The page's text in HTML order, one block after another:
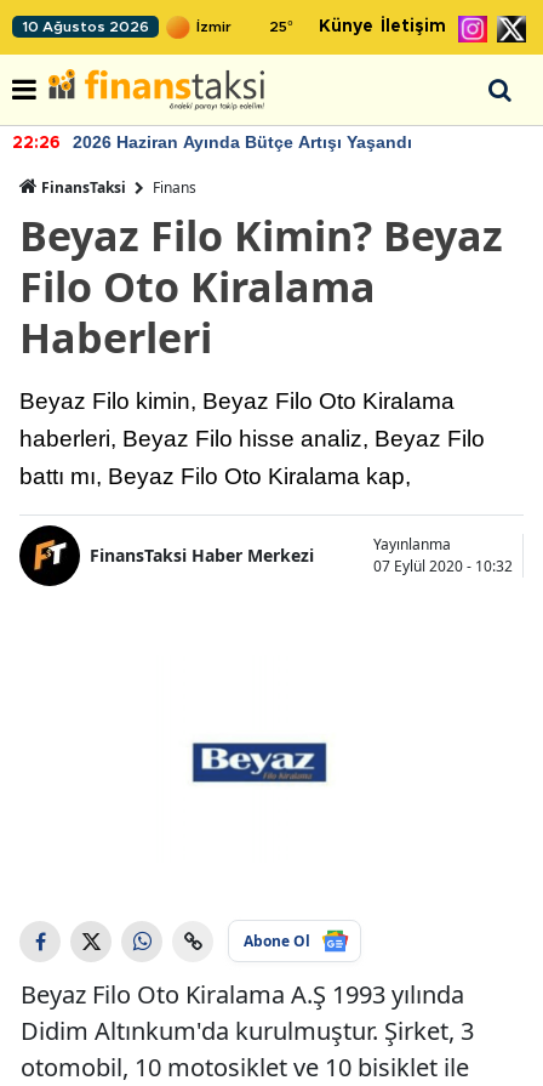
10 Ağustos 2026 25° Künye İletişim
22:26 2026 Haziran Ayında Bütçe Artışı Yaşandı
FinansTaksi Finans
Beyaz Filo Kimin? Beyaz
Filo Oto Kiralama
Haberleri
Beyaz Filo kimin, Beyaz Filo Oto Kiralama
haberleri, Beyaz Filo hisse analiz, Beyaz Filo
battı mı, Beyaz Filo Oto Kiralama kap,
FinansTaksi Haber Merkezi
Yayınlanma
07 Eylül 2020 - 10:32
Abone Ol
Beyaz Filo Oto Kiralama A.Ş 1993 yılında
Didim Altınkum'da kurulmuştur. Şirket, 3
otomobil, 10 motosiklet ve 10 bisiklet ile